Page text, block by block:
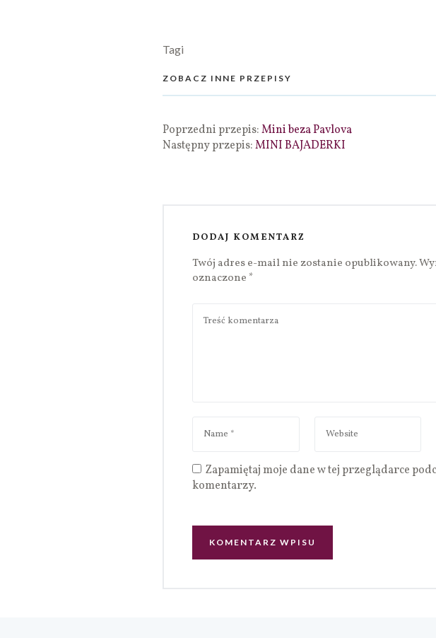
Tagi
ZOBACZ INNE PRZEPISY
Poprzedni przepis:Mini beza Pavlova
Następny przepis:MINI BAJADERKI
DODAJ KOMENTARZ
Twój adres e-mail nie zostanie opublikowany.
oznaczone *
Zapamiętaj moje dane w tej przeglądarce
komentarzy.